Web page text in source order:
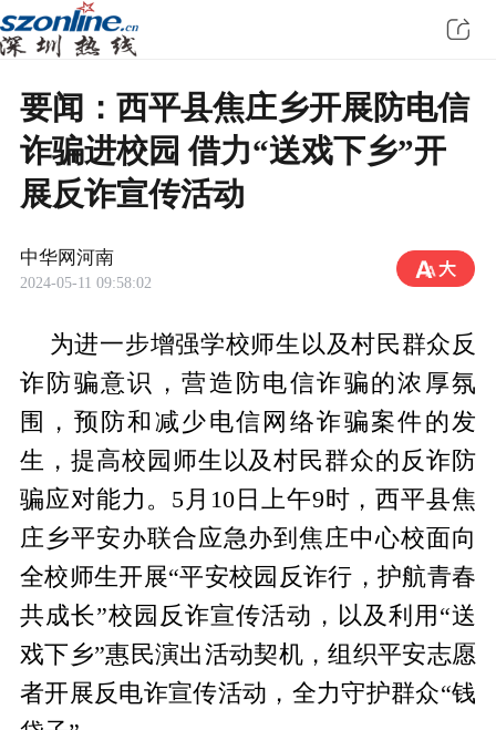
要闻：​西平县焦庄乡开展防电信
诈骗进校园 借力“送戏下乡”开
展反诈宣传活动
中华网河南
2024-05-11 09:58:02
为进一步增强学校师生以及村民群众反
诈防骗意识，营造防电信诈骗的浓厚氛
围，预防和减少电信网络诈骗案件的发
生，提高校园师生以及村民群众的反诈防
骗应对能力。5月10日上午9时，西平县焦
庄乡平安办联合应急办到焦庄中心校面向
全校师生开展“平安校园反诈行，护航青春
共成长”校园反诈宣传活动，以及利用“送
戏下乡”惠民演出活动契机，组织平安志愿
者开展反电诈宣传活动，全力守护群众“钱